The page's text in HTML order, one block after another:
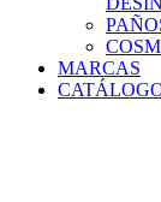
MARCAS